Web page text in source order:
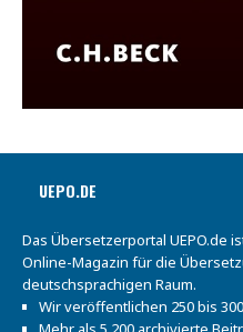
UEPO.DE
Das Übersetzerportal UEPO.de
Online-Magazin für die
deutschsprachigen Raum.
Wir veröffentlichen 250 bis